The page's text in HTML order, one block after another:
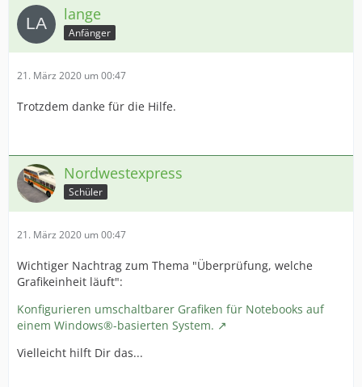
lange
Anfänger
21. März 2020 um 00:47
Trotzdem danke für die Hilfe.
Nordwestexpress
Schüler
21. März 2020 um 00:47
Wichtiger Nachtrag zum Thema "Überprüfung, welche
Grafikeinheit läuft":
Konfigurieren umschaltbarer Grafiken für Notebooks auf
einem Windows®-basierten System.
Vielleicht hilft Dir das...